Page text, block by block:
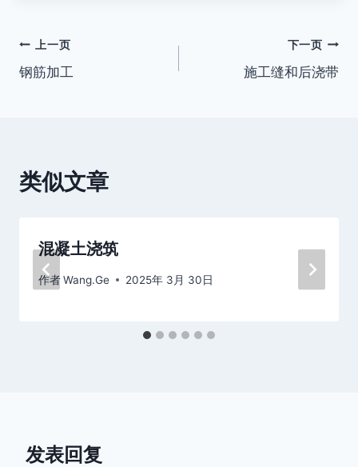
文
章
上一页
钢筋加工
下一页
施工缝和后浇带
类似文章
混凝土浇筑
作者Wang.Ge 2025年 3月 30日
发表回复